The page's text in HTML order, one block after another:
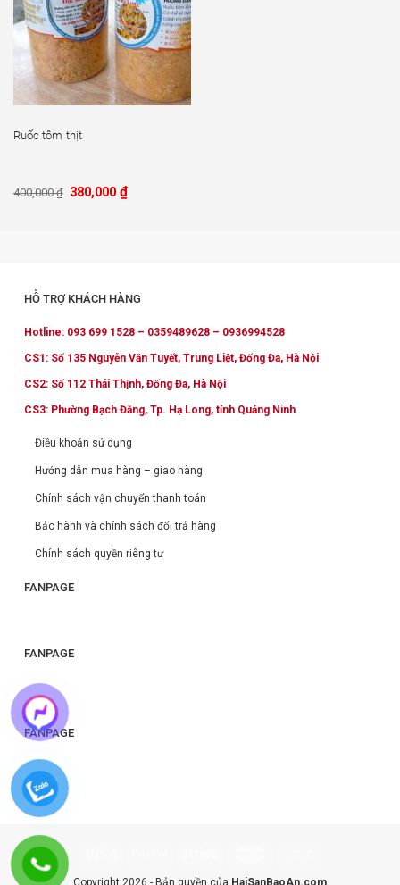
Ruốc tôm thịt
400,000₫ Giá
380,000 ₫Giá
hiện
HỖ TRỢ KHÁCH HÀNG
Hotline: 093 699 1528 – 0359489628 – 0936994528
CS1: Số 135 Nguyễn Văn Tuyết, Trung Liệt, Đống Đa, Hà Nội
CS2: Số 112 Thái Thịnh, Đống Đa, Hà Nội
CS3: Phường Bạch Đằng, Tp. Hạ Long, tỉnh Quảng Ninh
Điều khoản sử dụng
Hướng dẫn mua hàng – giao hàng
Chính sách vận chuyển thanh toán
Bảo hành và chính sách đổi trả hàng
Chính sách quyền riêng tư
FANPAGE
FANPAGE
FANPAGE
Copyright 2026 - Bản quyền của HaiSanBaoAn.com